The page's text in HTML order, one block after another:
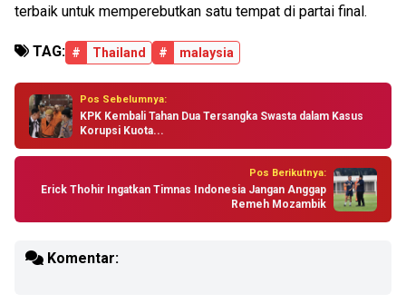
terbaik untuk memperebutkan satu tempat di partai final.
TAG: # Thailand # malaysia
Pos Sebelumnya:
KPK Kembali Tahan Dua Tersangka Swasta dalam Kasus
Korupsi Kuota...
Pos Berikutnya:
Erick Thohir Ingatkan Timnas Indonesia Jangan Anggap
Remeh Mozambik
Komentar: